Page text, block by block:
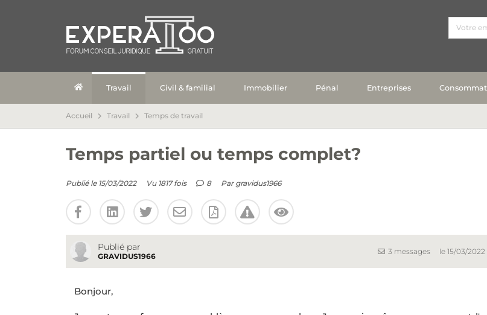
Travail Civil & familial Immobilier Pénal Entreprises
Accueil Travail Temps de travail
Temps partiel ou temps complet?
Publié le 15/03/2022 Vu 1817 fois 8 Par gravidus1966
Publié par
GRAVIDUS1966
3 messages le 15/03/
Bonjour,